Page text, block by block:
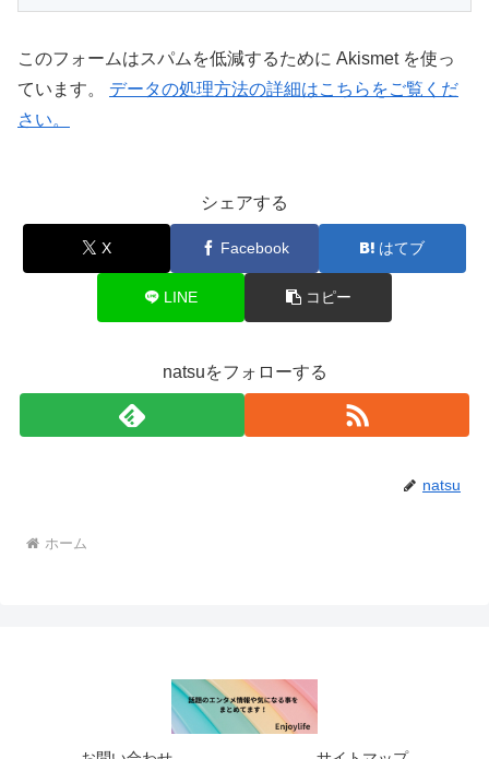
このフォームはスパムを低減するために Akismet を使っ
ています。 データの処理方法の詳細はこちらをご覧くだ
さい。
シェアする
X Facebook はてブ
LINE コピー
natsuをフォローする
natsu
ホーム